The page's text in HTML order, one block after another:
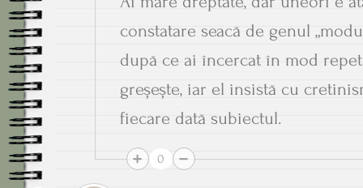
constatare seacă de genul
după ce ai încercat în mod
greșește, iar el insistă cu
fiecare dată subiectul.
0